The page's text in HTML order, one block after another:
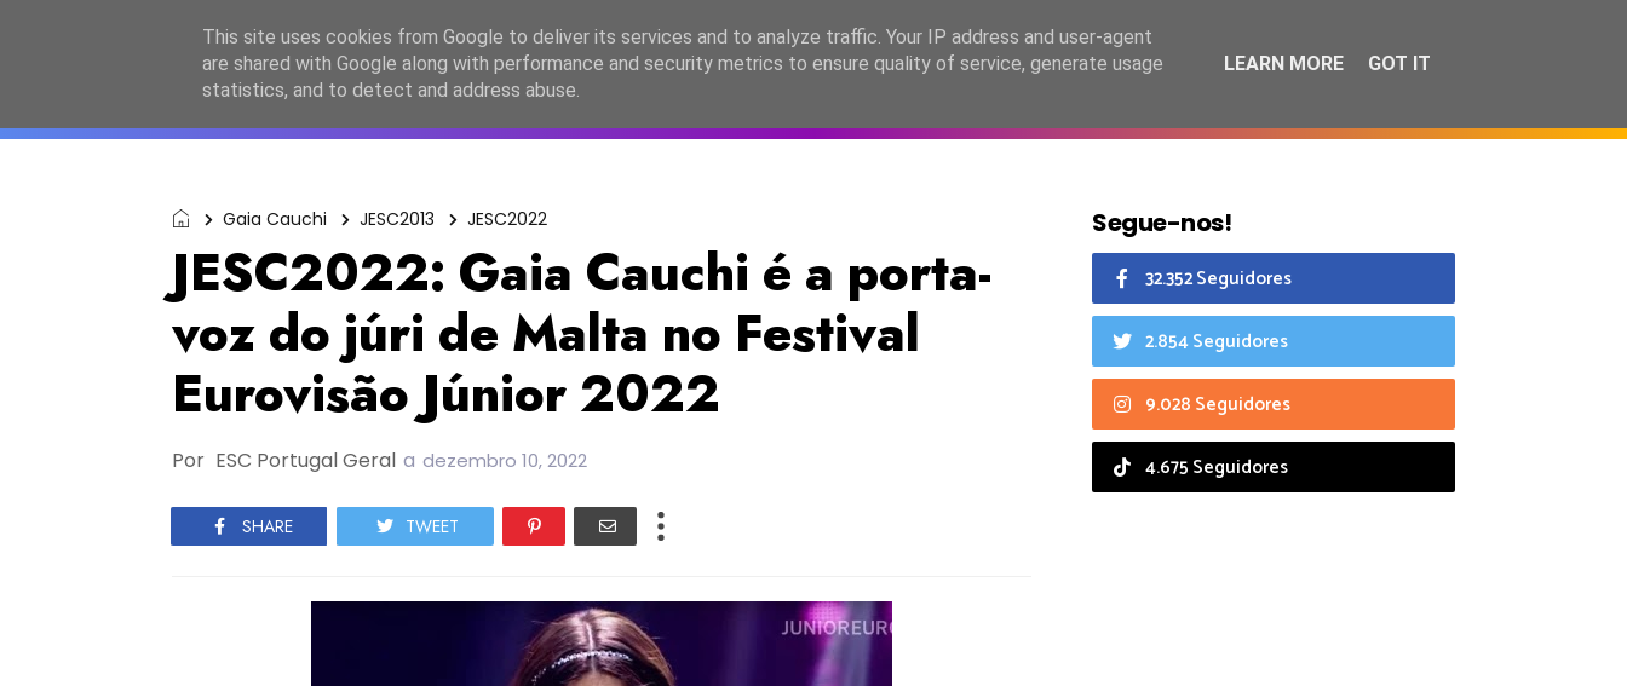
ESC2027 JESC2026 FC2026 EASC2026 PORTUGAL LANÇAMENTOS ESPECIAIS CALENDÁRIO
Gaia Cauchi JESC2013 JESC2022
JESC2022: Gaia Cauchi é a porta-
voz do júri de Malta no Festival
Eurovisão Júnior 2022
Por ESC Portugal Geral a dezembro 10, 2022
SHARE TWEET
Segue-nos!
32.352 Seguidores
2.854 Seguidores
9.028 Seguidores
4.675 Seguidores
This site uses cookies from Google to deliver its services and to analyze traffic. Your IP address and user-agent
are shared with Google along with performance and security metrics to ensure quality of service, generate usage
statistics, and to detect and address abuse.
LEARN MORE GOT IT